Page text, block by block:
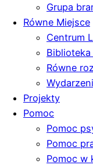
Grupa
Równe Miejsce
Centrum
Biblioteka
Równe
Projekty
Pomoc
Pomoc
Pomoc
Pomoc w